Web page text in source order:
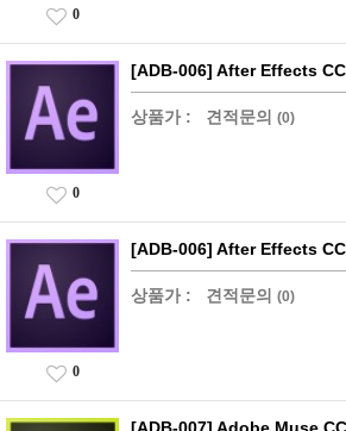
0
[ADB-006] After Effects CC
상품가 : 견적문의 (0)
0
[ADB-006] After Effects CC
상품가 : 견적문의 (0)
0